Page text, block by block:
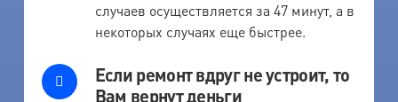
случаев осуществляется за 47 минут, а в
некоторых случаях еще быстрее.
Если ремонт вдруг не устроит, то
Вам вернут деньги